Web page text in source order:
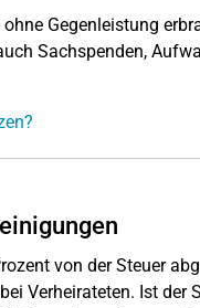
Gegenleistung
Sachspenden,
von der Steuer
Verheirateten. Ist der